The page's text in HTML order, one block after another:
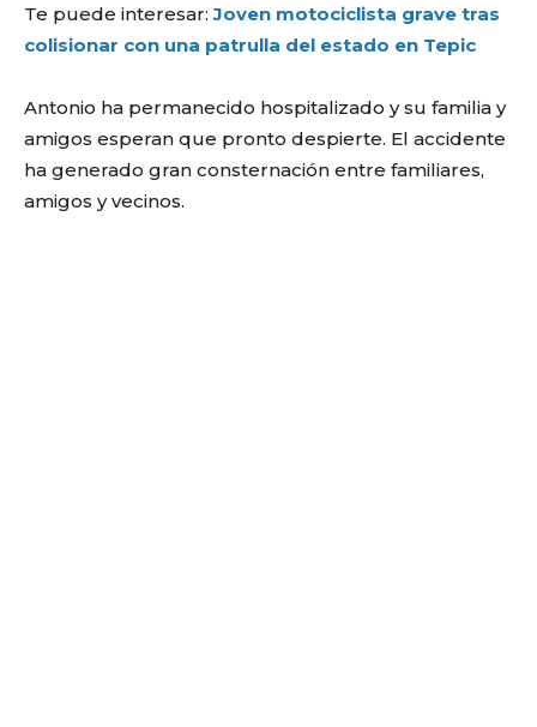
Te puede interesar:Joven motociclista grave tras
colisionar con una patrulla del estado en Tepic
Antonio ha permanecido hospitalizado y su familia y
amigos esperan que pronto despierte. El accidente
ha generado gran consternación entre familiares,
amigos y vecinos.